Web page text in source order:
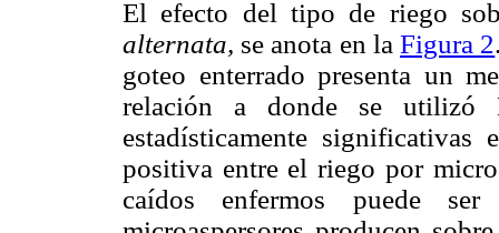
El efecto del tipo de riego
alternata, se anota en laFigura 2
goteo enterrado presenta un
relación a donde se utilizó
estadísticamente significativas
positiva entre el riego por
caídos enfermos puede